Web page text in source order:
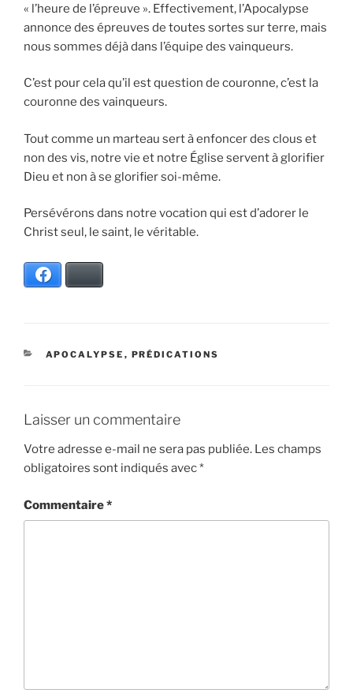
« l’heure de l’épreuve ». Effectivement, l’Apocalypse
annonce des épreuves de toutes sortes sur terre, mais
nous sommes déjà dans l’équipe des vainqueurs.
C’est pour cela qu’il est question de couronne, c’est la
couronne des vainqueurs.
Tout comme un marteau sert à enfoncer des clous et
non des vis, notre vie et notre Église servent à glorifier
Dieu et non à se glorifier soi-même.
Persévérons dans notre vocation qui est d’adorer le
Christ seul, le saint, le véritable.
CATÉGORIES
APOCALYPSE , PRÉDICATIONS
Laisser un commentaire
Votre adresse e-mail ne sera pas publiée. Les champs
obligatoires sont indiqués avec*
Commentaire*